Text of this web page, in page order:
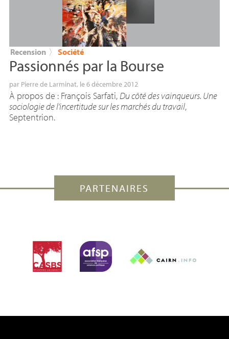
Recension 〉 Société
Passionnés par la Bourse
par Pierre de Larminat, le 6 décembre 2012
À propos de : François Sarfati, Du côté des vainqueurs. Une
sociologie de l’incertitude sur les marchés du travail,
Septentrion.
PARTENAIRES